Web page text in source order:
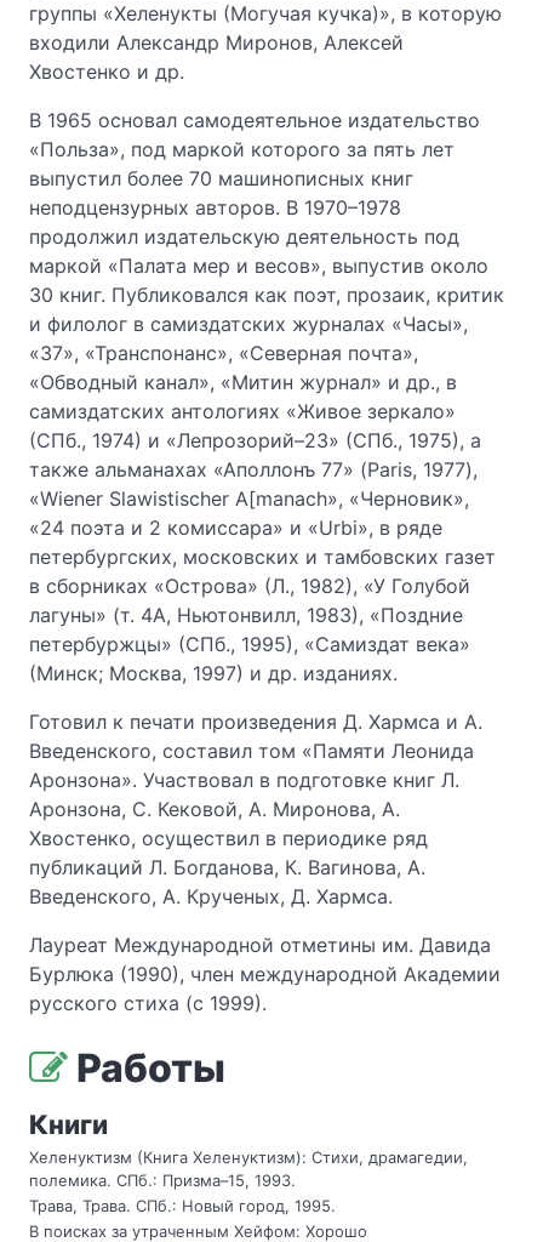
группы «Хеленукты (Могучая кучка)», в которую
входили Александр Миронов, Алексей
Хвостенко и др.
В 1965 основал самодеятельное издательство
«Польза», под маркой которого за пять лет
выпустил более 70 машинописных книг
неподцензурных авторов. В 1970–1978
продолжил издательскую деятельность под
маркой «Палата мер и весов», выпустив около
30 книг. Публиковался как поэт, прозаик, критик
и филолог в самиздатских журналах «Часы»,
«37», «Транспонанс», «Северная почта»,
«Обводный канал», «Митин журнал» и др., в
самиздатских антологиях «Живое зеркало»
(СПб., 1974) и «Лепрозорий–23» (СПб., 1975), а
также альманахах «Аполлонъ 77» (Paris, 1977),
«Wiener Slawistischer A[manach», «Черновик»,
«24 поэта и 2 комиссара» и «Urbi», в ряде
петербургских, московских и тамбовских газет
в сборниках «Острова» (Л., 1982), «У Голубой
лагуны» (т. 4А, Ньютонвилл, 1983), «Поздние
петербуржцы» (СПб., 1995), «Самиздат века»
(Минск; Москва, 1997) и др. изданиях.
Готовил к печати произведения Д. Хармса и А.
Введенского, составил том «Памяти Леонида
Аронзона». Участвовал в подготовке книг Л.
Аронзона, С. Кековой, А. Миронова, А.
Хвостенко, осуществил в периодике ряд
публикаций Л. Богданова, К. Вагинова, А.
Введенского, А. Крученых, Д. Хармса.
Лауреат Международной отметины им. Давида
Бурлюка (1990), член международной Академии
русского стиха (с 1999).
Работы
Книги
Хеленуктизм (Книга Хеленуктизм): Стихи, драмагедии,
полемика. СПб.: Призма–15, 1993.
Трава, Трава. СПб.: Новый город, 1995.
В поисках за утраченным Хейфом: Хорошо